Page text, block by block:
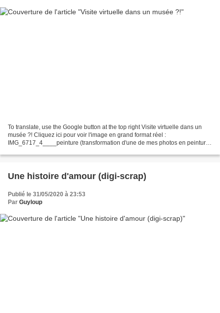
To translate, use the Google button at the top right Visite virtuelle dans un
musée ?! Cliquez ici pour voir l'image en grand format réel :
IMG_6717_4____peinture (transformation d'une de mes photos en peinture
Une histoire d'amour (digi-scrap)
Publié le 31/05/2020 à 23:53
Par Guyloup